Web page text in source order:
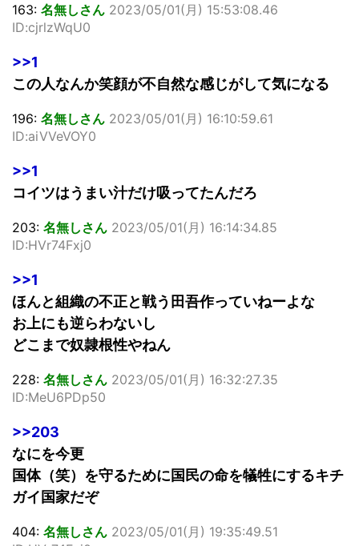
163: 名無しさん 2023/05/01(月) 15:53:08.46
ID:cjrlzWqU0
>>1
この人なんか笑顔が不自然な感じがして気になる
196: 名無しさん 2023/05/01(月) 16:10:59.61
ID:aiVVeVOY0
>>1
コイツはうまい汁だけ吸ってたんだろ
203: 名無しさん 2023/05/01(月) 16:14:34.85
ID:HVr74Fxj0
>>1
ほんと組織の不正と戦う田吾作っていねーよな
お上にも逆らわないし
どこまで奴隷根性やねん
228: 名無しさん 2023/05/01(月) 16:32:27.35
ID:MeU6PDp50
>>203
なにを今更
国体（笑）を守るために国民の命を犠牲にするキチ
ガイ国家だぞ
404: 名無しさん 2023/05/01(月) 19:35:49.51